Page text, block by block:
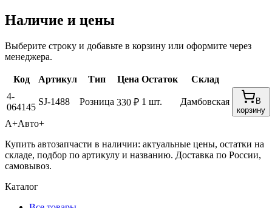
Наличие и цены
Выберите строку и добавьте в корзину или оформите через
менеджера.
Код Артикул Тип Цена Остаток
Склад
4-
064145
SJ-1488 Розница 330 ₽ 1 шт. Дамбовская
В
корзину
А+Авто+
Купить автозапчасти в наличии: актуальные цены, остатки на
складе, подбор по артикулу и названию. Доставка по России,
самовывоз.
Каталог